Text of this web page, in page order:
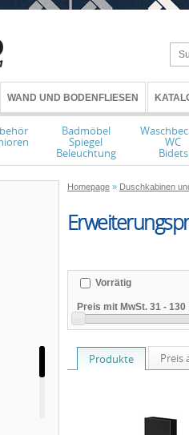
WAND UND BODENFLIESEN
Badmöbel
Spiegel
Beleuchtung
WC
Bidets
Homepage » Duschkabinen
Vorrätig
Preis mit MwSt. 31 - 130
Produkte Preis